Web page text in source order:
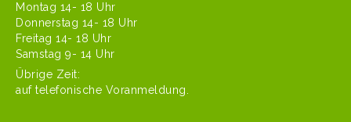
Mon­tag 14- 18 Uhr
Don­ner­stag 14- 18 Uhr
Fre­itag 14- 18 Uhr
Sam­stag 9- 14 Uhr
Übrige Zeit:
auf tele­fonis­che Voranmeldung.